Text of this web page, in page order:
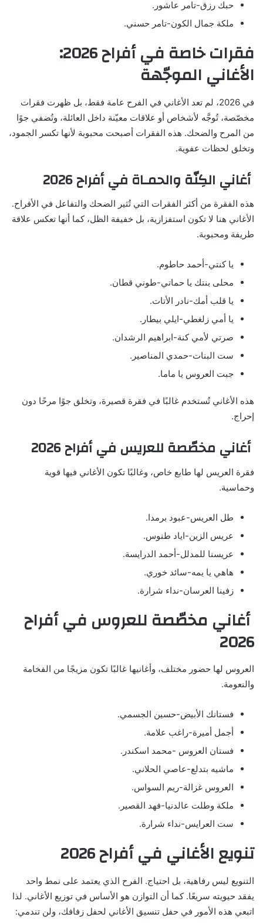
حبك رزق-تامر عاشور.
ملكة جمال الكون-تامر حسني.
فقرات خاصة في أفراح 2026:
الأغاني الموجّهة
في 2026، لم تعد الأغاني في الفرح عامة فقط، بل ظهرت فقرات
مخصّصة، تُوجَّه لأشخاص أو علاقات معيّنة داخل العائلة، وتُضفي جوًا
من المرح والضحك. هذه الفقرات أصبحت محبوبة لأنها تكسر الجمود،
وتخلق لحظات عفوية.
أغاني الكِنّة والحمـاة في أفراح 2026
هذه الفقرة من أكثر الفقرات التي تُثير الضحك والتفاعل في الأفراح.
الأغاني هنا لا تكون استفزازية، بل خفيفة الظل، كما أنها تعكس علاقة
طريفة ومحبوبة.
يا كنتي-أحمد حاطوم.
محلى بنتك يا حماتي-طوني قطان.
يا قلب أمك-نادر الأتات.
يا أمي زلغطي-ايلي بيطار.
صرتي لأمي كنة-ابراهيم الرشدان.
ست البنات-حمدي المناصير.
جبت العروس يا ماما.
هذه الأغاني تُستخدم غالبًا في فقرة قصيرة، وتخلق جوًا مرحًا دون
إحراج.
أغاني مخصّصة للعريس في أفراح 2026
فقرة العريس لها طابع خاص، وغالبًا تكون الأغاني فيها قوية
وحماسية.
طل العريس-عبود برمدا.
عريس الزين-اياد طنوس.
عريسنا للمدلل-أحمد الدرايسة.
هاهي يا يمه-سائد خوري.
زفينا العرسان-نداء شرارة.
أغاني مخصّصة للعروس في أفراح
2026
العروس لها حضور مختلف، وأغانيها غالبًا تكون مزيجًا من الفخامة
والنعومة.
فستانك الأبيض-حسين الجسمي.
أجمل أميرة-راغب علامة.
فستان العروس -محمد اسكندر.
ماشيه بتدلع-عاصي الحلاني.
العروس غزالة-ريم السواس.
ملكة وطلت عالدنيا-فهد القصير.
ست العرايس-نداء شرارة.
تنويع الأغاني في أفراح 2026
التنويع ليس رفاهية، بل احتياج. الفرح الذي يعتمد على نمط واحد
يفقد حيويته سريعًا. كما أن التوازن هو الأساس في توزيع الأغاني. لذا
اتبعي هذه الأمور في حفل تنسيق الأغاني لحفل زفافك، ولن تندمي: